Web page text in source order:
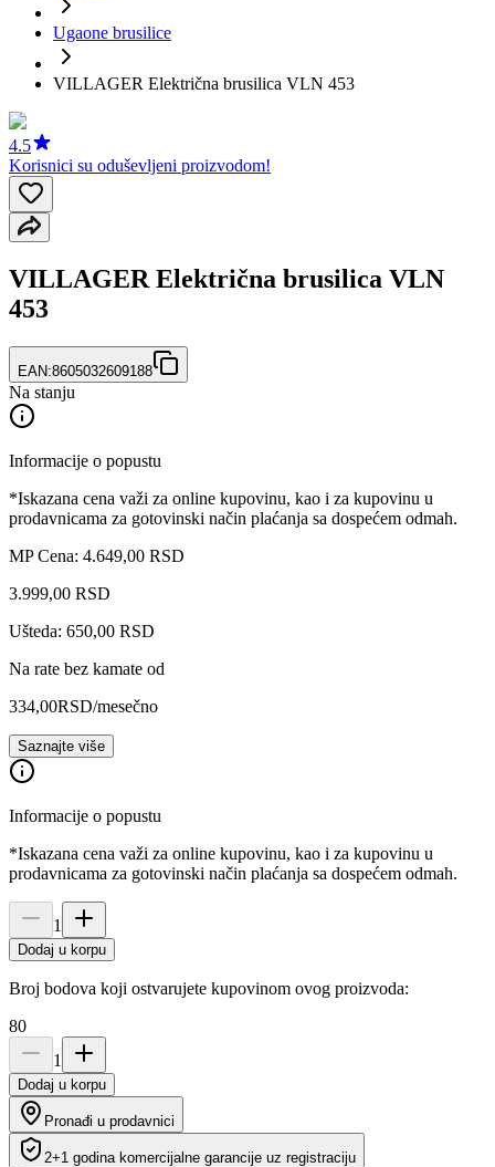
Ugaone brusilice
VILLAGER Električna brusilica VLN 453
4.5
Korisnici su oduševljeni proizvodom!
VILLAGER Električna brusilica VLN
453
EAN:8605032609188
Na stanju
Informacije o popustu
*Iskazana cena važi za online kupovinu, kao i za kupovinu u
prodavnicama za gotovinski način plaćanja sa dospećem odmah.
MP Cena: 4.649,00 RSD
3.999,00 RSD
Ušteda: 650,00 RSD
Na rate bez kamate od
334,00RSD/mesečno
Saznajte više
Informacije o popustu
*Iskazana cena važi za online kupovinu, kao i za kupovinu u
prodavnicama za gotovinski način plaćanja sa dospećem odmah.
1
Dodaj u korpu
Broj bodova koji ostvarujete kupovinom ovog proizvoda:
80
1
Dodaj u korpu
Pronađi u prodavnici
2+1 godina komercijalne garancije uz registraciju